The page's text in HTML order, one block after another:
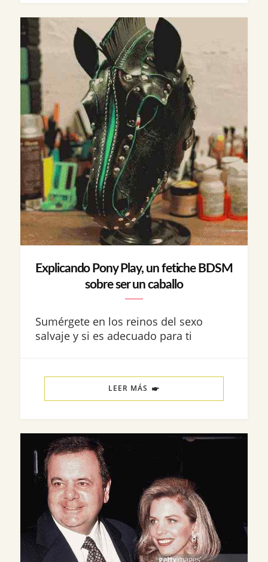
Explicando Pony Play, un fetiche BDSM
sobre ser un caballo
Sumérgete en los reinos del sexo
salvaje y si es adecuado para ti
LEER MÁS